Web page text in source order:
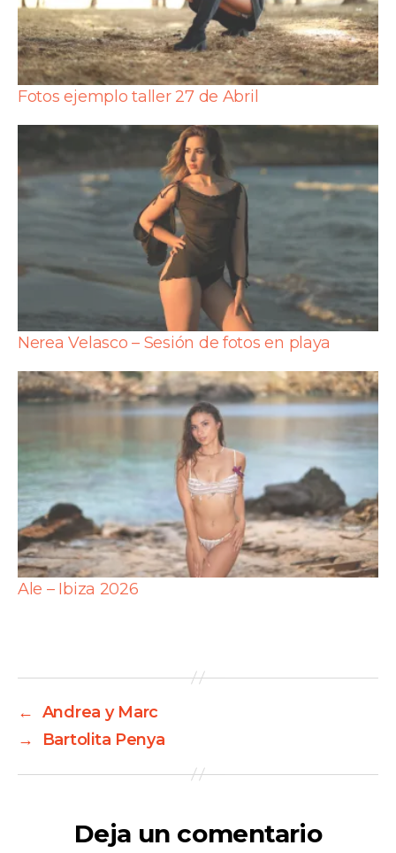
Fotos ejemplo taller 27 de Abril
Nerea Velasco – Sesión de fotos en playa
Ale – Ibiza 2026
← Andrea y Marc
→
Bartolita Penya
Deja un comentario